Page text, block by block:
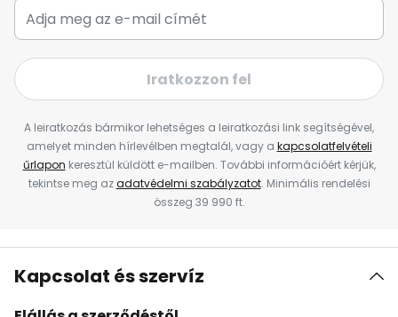
Iratkozzon fel
A leiratkozás bármikor lehetséges a leiratkozási link segítségével,
amelyet minden hírlevélben megtalál, vagy a kapcsolatfelvételi
űrlapon keresztül küldött e-mailben. További információért kérjük,
tekintse meg azadatvédelmi szabályzatot. Minimális rendelési
összeg 39 990 ft.
Kapcsolat és szervíz